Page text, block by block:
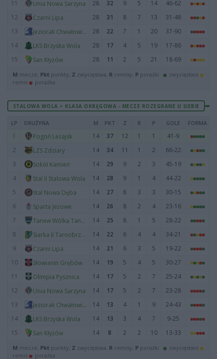
11
Unia Nowa Sarzyna 28 32 9 5 14
46-62
12
Czarni Lipa 28 31 8 7 13
31-48
13
Jeziorak Chwałowice 28 22 7 1 20
37-90
14
LKS Brzyska Wola 28 17 4 5 19
17-86
15
San Kłyżów 28 11 2 5 21 18-69
M mecze, Pkt punkty, Z zwycięstwa, R remisy, P porażki ·
zwycięstwo
remis
porażka
STALOWA WOLA > KLASA OKRĘGOWA - MECZE ROZEGRANE U SIEBIE
LP DRUŻYNA M PKT Z R P GOLE FORMA
1 Pogoń Leżajsk 14 37 12 1 1
41-9
2
LZS Zdziary 14 34 11 1 2
66-22
3
Sokół Kamień 14 29 9 2 3
45-19
4
Stal II Stalowa Wola 14 28 9 1 4
44-22
5
Stal Nowa Dęba 14 27 8 3 3
30-15
6
Sparta Jeżowe 14 26 8 2 4
23-16
7
Tanew Wólka Tanewska 14 25 8 1 5
28-22
8
Siarka II Tarnobrzeg 14 22 6 4 4
34-21
9
Czarni Lipa 14 21 6 3 5
19-22
10
Słowianin Grębów 14 19 5 4 5
30-27
11
Olimpia Pysznica 14 17 5 2 7
25-24
12
Unia Nowa Sarzyna 14 17 5 2 7
23-28
13
Jeziorak Chwałowice 14 13 4 1 9
24-43
14
LKS Brzyska Wola 14 13 3 4 7
9-25
15
San Kłyżów 14 8 2 2 10 13-33
M mecze, Pkt punkty, Z zwycięstwa, R remisy, P porażki ·
zwycięstwo
remis
porażka